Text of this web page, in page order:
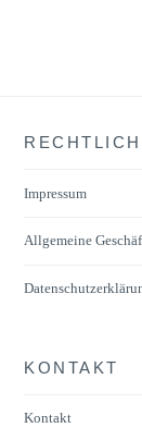
Impressum
Allgemeine
KONTAKT
Kontakt